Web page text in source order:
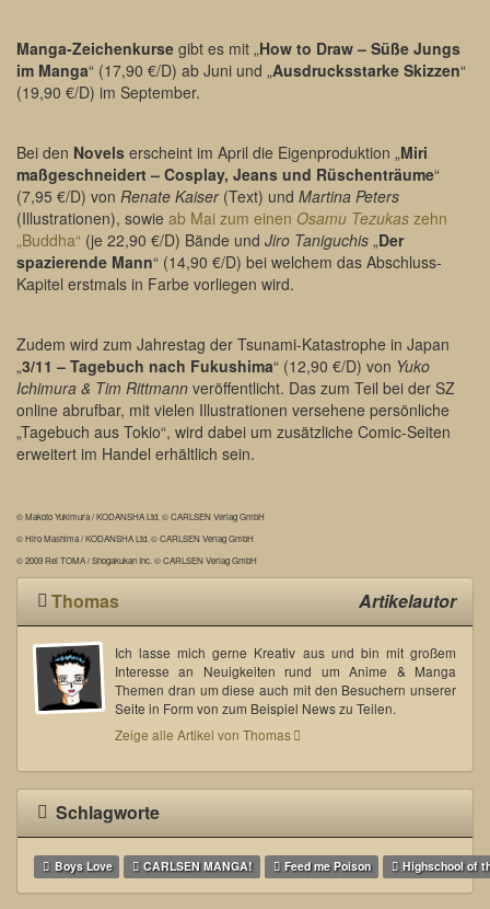
Manga-Zeichenkurse gibt es mit „How to Draw – Süße Jungs
im Manga“ (17,90 €/D) ab Juni und „Ausdrucksstarke Skizzen“
(19,90 €/D) im September.
Bei den Novels erscheint im April die Eigenproduktion „Miri
maßgeschneidert – Cosplay, Jeans und Rüschenträume“
(7,95 €/D) von Renate Kaiser(Text) und Martina Peters
(Illustrationen), sowie ab Mai zum einen Osamu Tezukas zehn
„Buddha“ (je 22,90 €/D) Bände und Jiro Taniguchis „Der
spazierende Mann“ (14,90 €/D) bei welchem das Abschluss-
Kapitel erstmals in Farbe vorliegen wird.
Zudem wird zum Jahrestag der Tsunami-Katastrophe in Japan
„3/11 – Tagebuch nach Fukushima“ (12,90 €/D) von Yuko
Ichimura & Tim Rittmann veröffentlicht. Das zum Teil bei der SZ
online abrufbar, mit vielen Illustrationen versehene persönliche
„Tagebuch aus Tokio“, wird dabei um zusätzliche Comic-Seiten
erweitert im Handel erhältlich sein.
© Makoto Yukimura / KODANSHA Ltd. © CARLSEN Verlag GmbH
© Hiro Mashima / KODANSHA Ltd. © CARLSEN Verlag GmbH
© 2009 Rei TOMA / Shogakukan Inc. © CARLSEN Verlag GmbH
Thomas Artikelautor
Ich lasse mich gerne Kreativ aus und bin mit großem
Interesse an Neuigkeiten rund um Anime & Manga
Themen dran um diese auch mit den Besuchern unserer
Seite in Form von zum Beispiel News zu Teilen.
Zeige alle Artikel von Thomas
Schlagworte
Boys Love CARLSEN MANGA! Feed me Poison Highschool of